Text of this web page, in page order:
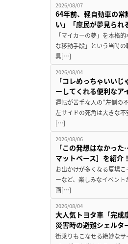
2026/08/07
64年前、軽自動車の常
い」「庶民が夢見られ
「マイカーの夢」を本格
な移動手段」という当時
具[…]
2026/08/04
「コレめっちゃいい
ーしてくれる便利なア
運転が苦手な人の”左側の
左サイドの死角は大きな
[…]
2026/08/06
「この発想はなかっ
マットベース］を紹介
お出かけが多くなる夏場
ーなど、楽しみなイベン
画[…]
2026/08/04
大人気トヨタ車「完成
災害時の避難シェルタ
街乗りもこなせる絶妙な